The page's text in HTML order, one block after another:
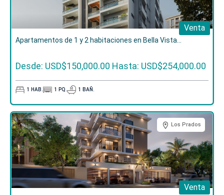
Venta
Apartamentos de 1 y 2 habitaciones en Bella Vista...
Desde: USD$150,000.00 Hasta: USD$254,000.00
1 HAB. 1 PQ. 1 BAÑ.
Los Prados
Venta